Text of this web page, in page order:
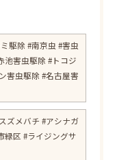
駆除 #南京虫 #害虫
池害虫駆除 #トコジ
害虫駆除 #名古屋害
ズメバチ #アシナガ
緑区 #ライジングサ